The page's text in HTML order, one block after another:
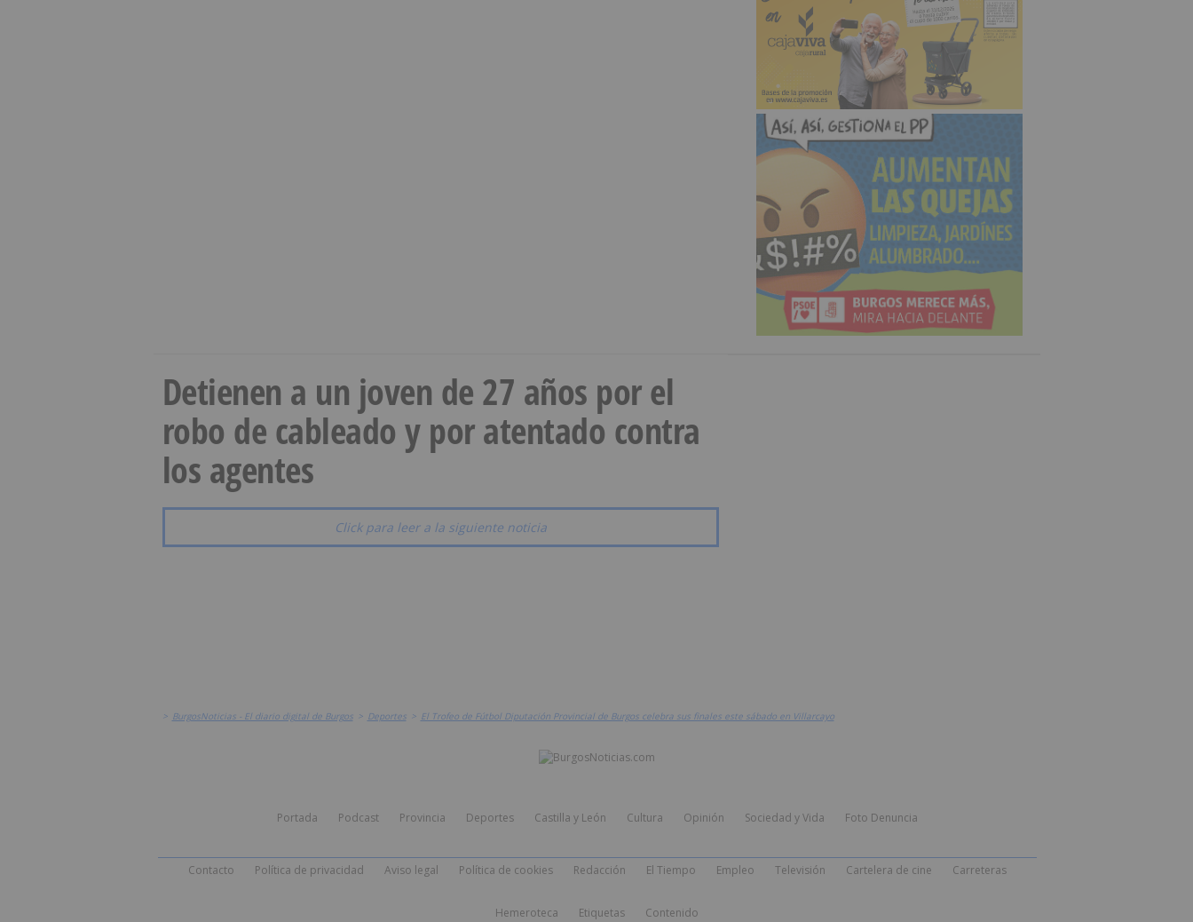
Detienen a un joven de 27 años por el
robo de cableado y por atentado contra
los agentes
Click para leer a la siguiente noticia
> BurgosNoticias - El diario digital de Burgos > Deportes > El Trofeo de Fútbol Diputación Provincial de Burgos celebra sus finales este sábado en Villarcayo
Portada Podcast Provincia Deportes Castilla y León Cultura Opinión Sociedad y Vida Foto Denuncia
Contacto Política de privacidad Aviso legal Política de cookies Redacción El Tiempo Empleo Televisión Cartelera de cine Carreteras
Hemeroteca Etiquetas Contenido